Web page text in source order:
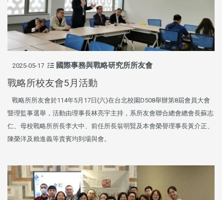
2025-05-17 國際事務與戰略研究所所友會
戰略所校友會5月活動
戰略所所友會於114年5月17日(六)在台北校園D508舉辦第8屆會員大會
暨理監事選舉，活動由理事長林亮宇主持，系所友會聯合總會總會長蘇志
仁、母校戰略所所長李大中、前任所長翁明賢及本會榮譽理事長黃介正、
陳榮洋及賴進義等貴賓均到場與會。